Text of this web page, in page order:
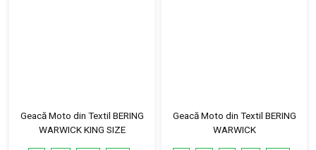
Geacă Moto din Textil BERING
WARWICK KING SIZE
Geacă Moto din Textil BERING
WARWICK